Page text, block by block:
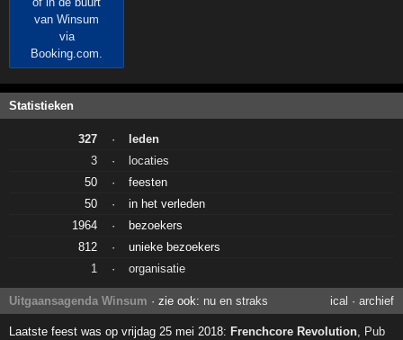
Statistieken
327 ·
leden
3
·
locaties
50
·
feesten
50
·
in het verleden
1964
·
bezoekers
812
·
unieke bezoekers
1
· organisatie
Uitgaansagenda Winsum · zie ook: nu en straks ical · archief
Laatste feest was op vrijdag 25 mei 2018: Frenchcore Revolution, Pub